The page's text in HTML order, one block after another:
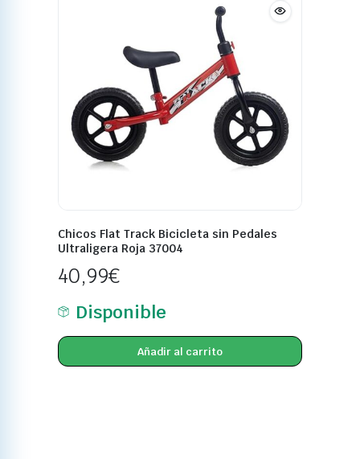
Chicos Flat Track Bicicleta sin Pedales
Ultraligera Roja 37004
40,99€
Disponible
Añadir al carrito